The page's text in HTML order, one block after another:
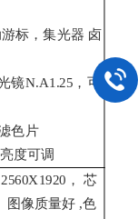
标，集光器 卤
镜N.A1.25，可
色片
度可调
， 芯
图像质量好 ,色